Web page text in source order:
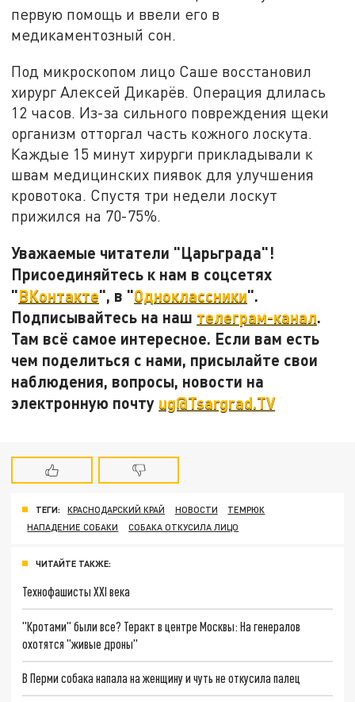
первую помощь и ввели его в
медикаментозный сон.
Под микроскопом лицо Саше восстановил
хирург Алексей Дикарёв. Операция длилась
12 часов. Из-за сильного повреждения щеки
организм отторгал часть кожного лоскута.
Каждые 15 минут хирурги прикладывали к
швам медицинских пиявок для улучшения
кровотока. Спустя три недели лоскут
прижился на 70-75%.
Уважаемые читатели "Царьграда"!
Присоединяйтесь к нам в соцсетях
"ВКонтакте", в "Одноклассники".
Подписывайтесь на наш телеграм-канал.
Там всё самое интересное. Если вам есть
чем поделиться с нами, присылайте свои
наблюдения, вопросы, новости на
электронную почту ug@Tsargrad.TV
ТЕГИ: КРАСНОДАРСКИЙ КРАЙ НОВОСТИ
ТЕМРЮК
НАПАДЕНИЕ СОБАКИ
СОБАКА ОТКУСИЛА ЛИЦО
ЧИТАЙТЕ ТАКЖЕ:
Технофашисты XXI века
"Кротами" были все? Теракт в центре Москвы: На генералов
охотятся "живые дроны"
В Перми собака напала на женщину и чуть не откусила палец